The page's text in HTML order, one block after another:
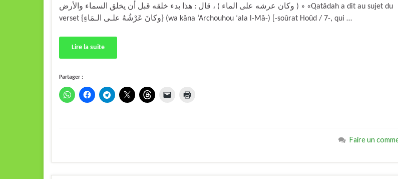
( وكان عرشه على الماء ) ، قال : هذا بدء خلقه قبل أن يخلق السماء والأرض » «Qatâdah a dit au sujet du
verset {وكانَ عَرْشُهُ علـى الـمَاءِ} (wa kâna ‘Archouhou ‘ala l-Mâ-) [-soûrat Hoûd / 7-, qui …
Lire la suite
Partager :
Faire un